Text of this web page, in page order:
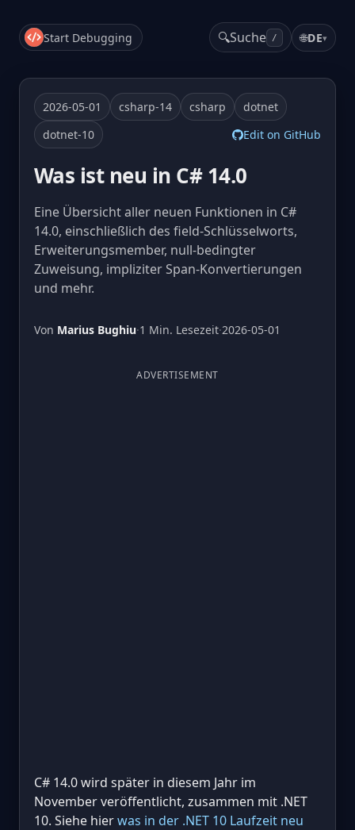
Start Debugging 🔍Suche / 🌐DE▾
2026-05-01 csharp-14 csharp
dotnet
dotnet-10
Edit on GitHub
Was ist neu in C# 14.0
Eine Übersicht aller neuen Funktionen in C#
14.0, einschließlich des field-Schlüsselworts,
Erweiterungsmember, null-bedingter
Zuweisung, impliziter Span-Konvertierungen
und mehr.
Von Marius Bughiu·1 Min. Lesezeit·2026-05-01
ADVERTISEMENT
C# 14.0 wird später in diesem Jahr im
November veröffentlicht, zusammen mit .NET
10. Siehe hierwas in der .NET 10 Laufzeit neu